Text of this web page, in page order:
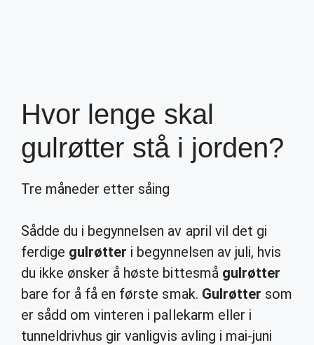
Hvor lenge skal
gulrøtter stå i jorden?
Tre måneder etter såing
Sådde du i begynnelsen av april vil det gi
ferdige gulrøtter i begynnelsen av juli, hvis
du ikke ønsker å høste bittesmå gulrøtter
bare for å få en første smak. Gulrøtter som
er sådd om vinteren i pallekarm eller i
tunneldrivhus gir vanligvis avling i mai-juni